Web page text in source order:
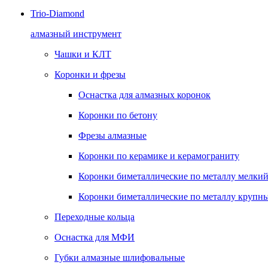
Trio-Diamond
алмазный инструмент
Чашки и КЛТ
Коронки и фрезы
Оснастка для алмазных коронок
Коронки по бетону
Фрезы алмазные
Коронки по керамике и керамограниту
Коронки биметаллические по металлу
Коронки биметаллические по металлу
Переходные кольца
Оснастка для МФИ
Губки алмазные шлифовальные